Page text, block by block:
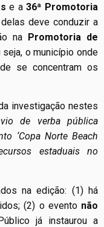
e a36ª Promotoria
deve conduzir a
na Promotoria de
o município onde
se concentram os
investigação nestes
de verba pública
‘Copa Norte Beach
estaduais no
na edição: (1) há
(2) o evento não
já instaurou a